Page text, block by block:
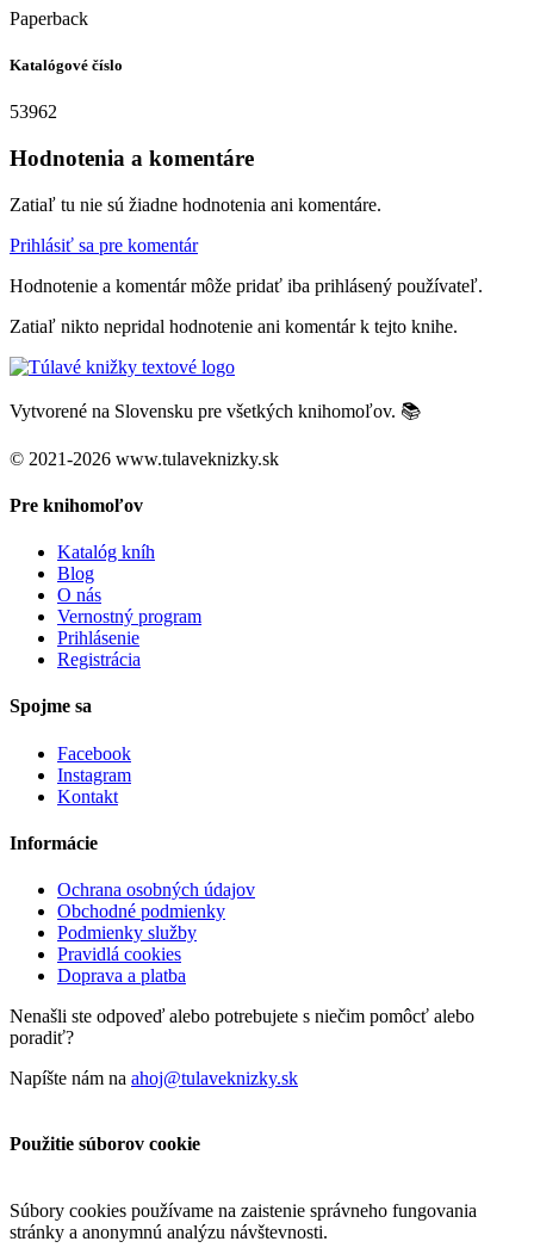
Paperback
Katalógové číslo
53962
Hodnotenia a komentáre
Zatiaľ tu nie sú žiadne hodnotenia ani komentáre.
Prihlásiť sa pre komentár
Hodnotenie a komentár môže pridať iba prihlásený používateľ.
Zatiaľ nikto nepridal hodnotenie ani komentár k tejto knihe.
Vytvorené na Slovensku pre všetkých knihomoľov. 📚
© 2021-2026 www.tulaveknizky.sk
Pre knihomoľov
Katalóg kníh
Blog
O nás
Vernostný program
Prihlásenie
Registrácia
Spojme sa
Facebook
Instagram
Kontakt
Informácie
Ochrana osobných údajov
Obchodné podmienky
Podmienky služby
Pravidlá cookies
Doprava a platba
Nenašli ste odpoveď alebo potrebujete s niečim pomôcť alebo
poradiť?
Napíšte nám na ahoj@tulaveknizky.sk
Použitie súborov cookie
Súbory cookies používame na zaistenie správneho fungovania
stránky a anonymnú analýzu návštevnosti.